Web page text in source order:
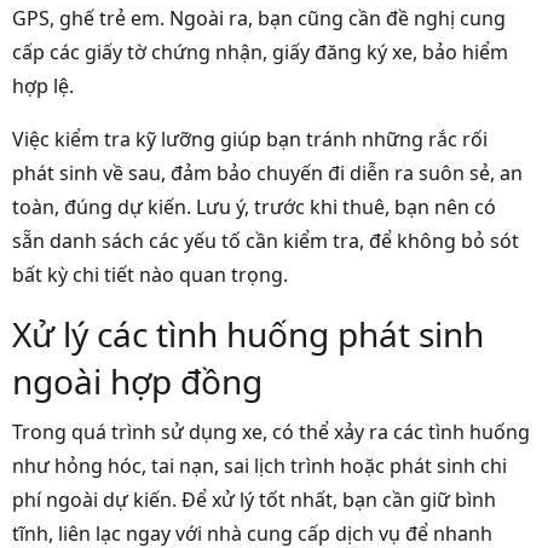
GPS, ghế trẻ em. Ngoài ra, bạn cũng cần đề nghị cung
cấp các giấy tờ chứng nhận, giấy đăng ký xe, bảo hiểm
hợp lệ.
Việc kiểm tra kỹ lưỡng giúp bạn tránh những rắc rối
phát sinh về sau, đảm bảo chuyến đi diễn ra suôn sẻ, an
toàn, đúng dự kiến. Lưu ý, trước khi thuê, bạn nên có
sẵn danh sách các yếu tố cần kiểm tra, để không bỏ sót
bất kỳ chi tiết nào quan trọng.
Xử lý các tình huống phát sinh
ngoài hợp đồng
Trong quá trình sử dụng xe, có thể xảy ra các tình huống
như hỏng hóc, tai nạn, sai lịch trình hoặc phát sinh chi
phí ngoài dự kiến. Để xử lý tốt nhất, bạn cần giữ bình
tĩnh, liên lạc ngay với nhà cung cấp dịch vụ để nhanh